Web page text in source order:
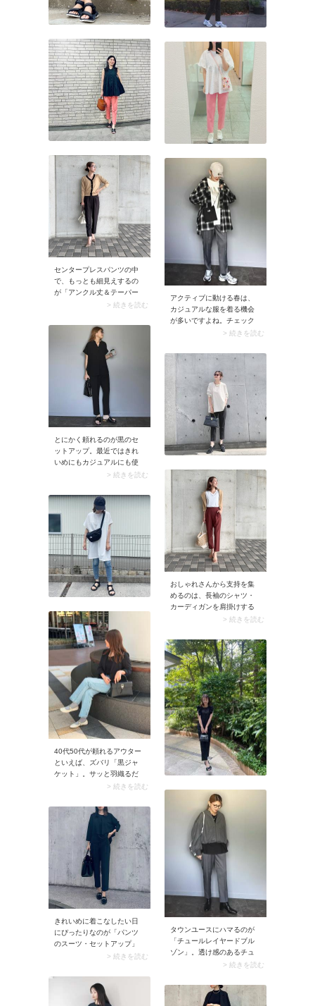
センタープレスパンツの中
で、もっとも細見えするの
が「アンクル丈＆テーパー
ドシルエット」のアイテ
ーパードパンツから足首が
出ることでスタイルアップ
効果は絶大です。加えてパ
ンプスを合わせると全身が
美しく見えますよ。
> 続きを読む
アクティブに動ける春は、
カジュアルな服を着る機会
が多いですよね。チェック
柄シャツはカジュアルコー
に掛けたりするだけで、ワ
ルに仕上がります。
> 続きを読む
とにかく頼れるのが黒のセ
ットアップ。最近ではきれ
いめにもカジュアルにも使
える優秀なセットアップが
よ。コーデを考えなくても
絶対に合う、この安心感は
忙しい日に助かります。ス
ナップのようなブラウス×パ
ンツのシンプルなセットア
ップはおすすめ。小物次第
でオンにもオフにも着回せ
て、上下を別々に使えるの
もメリット。この1セットで
何通りも着こなせるコスパ
> 続きを読む
おしゃれさんから支持を集
めるのは、長袖のシャツ・
カーディガンを肩掛けする
着こなし方。肩掛けといえ
が、ノースリーブに合わせ
るときは袖を垂らすだけの
方がイチ押し。二の腕がさ
りげなく隠れる上に、下に
落ちた袖がコーデを縦長に
見せるメリットもありま
す。シャツやカーディガン
を両肩に引っ掛けるだけで
OKなので、テクニック不要
でおしゃれに決まります。
> 続きを読む
40代50代が頼れるアウター
といえば、ズバリ「黒ジャ
ケット」。サッと羽織るだ
けでコーデにきちんと感を
世代にうってつけです。ト
レンドに左右されない定番
服でありながら上品に着こ
なせます。
> 続きを読む
タウンユースにハマるのが
「チュールレイヤードブル
ゾン」。透け感のあるチュ
ール生地を重ねることで、
印象が一変、今ドキ感たっ
ぷりに。おしゃれな異素材
> 続きを読む
きれいめに着こなしたい日
にぴったりなのが「パンツ
のスーツ・セットアップ」
との着合わせ。加えてロー
を選ぶとクリーンな雰囲気
が高まり、王道の通勤スタ
イルに。このときは靴下で
> 続きを読む